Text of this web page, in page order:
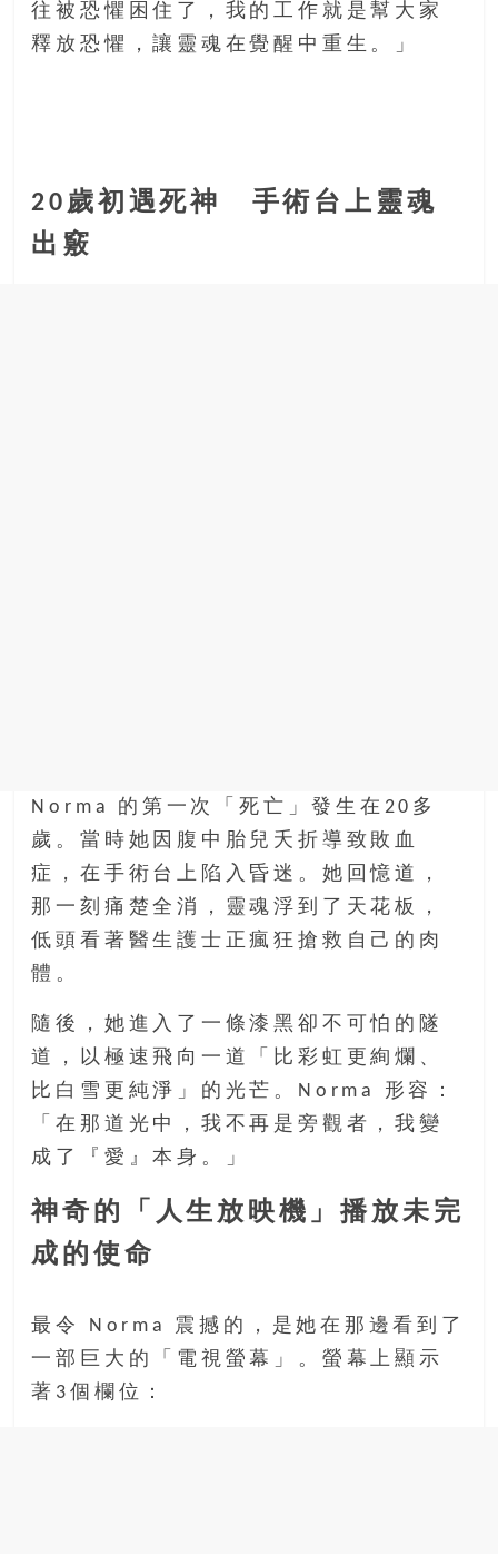
往被恐懼困住了，我的工作就是幫大家
釋放恐懼，讓靈魂在覺醒中重生。」
20歲初遇死神 手術台上靈魂
出竅
Norma 的第一次「死亡」發生在20多
歲。當時她因腹中胎兒夭折導致敗血
症，在手術台上陷入昏迷。她回憶道，
那一刻痛楚全消，靈魂浮到了天花板，
低頭看著醫生護士正瘋狂搶救自己的肉
體。
隨後，她進入了一條漆黑卻不可怕的隧
道，以極速飛向一道「比彩虹更絢爛、
比白雪更純淨」的光芒。Norma 形容：
「在那道光中，我不再是旁觀者，我變
成了『愛』本身。」
神奇的「人生放映機」播放未完
成的使命
最令 Norma 震撼的，是她在那邊看到了
一部巨大的「電視螢幕」。螢幕上顯示
著3個欄位：